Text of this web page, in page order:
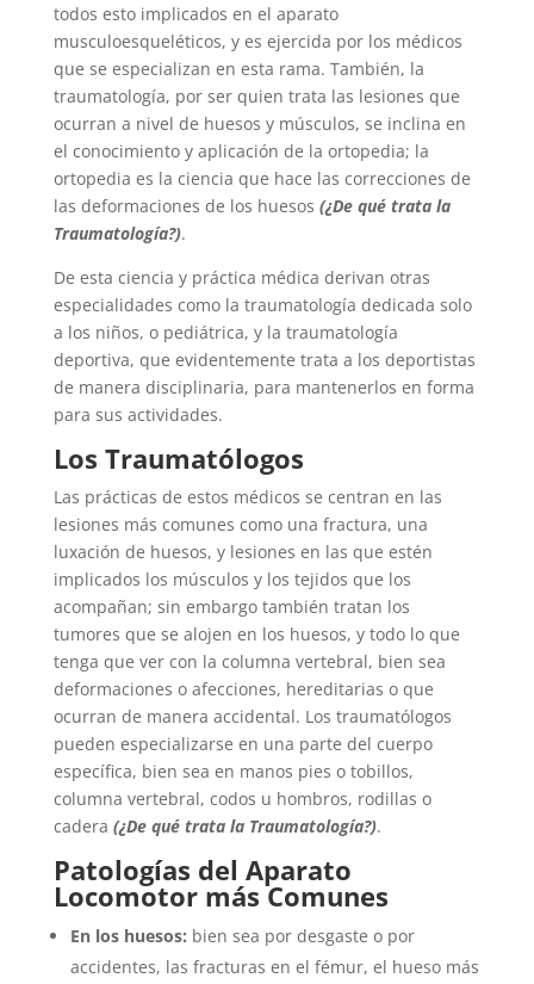
todos esto implicados en el aparato
musculoesqueléticos, y es ejercida por los médicos
que se especializan en esta rama. También, la
traumatología, por ser quien trata las lesiones que
ocurran a nivel de huesos y músculos, se inclina en
el conocimiento y aplicación de la ortopedia; la
ortopedia es la ciencia que hace las correcciones de
las deformaciones de los huesos (¿De qué trata la
Traumatología?).
De esta ciencia y práctica médica derivan otras
especialidades como la traumatología dedicada solo
a los niños, o pediátrica, y la traumatología
deportiva, que evidentemente trata a los deportistas
de manera disciplinaria, para mantenerlos en forma
para sus actividades.
Los Traumatólogos
Las prácticas de estos médicos se centran en las
lesiones más comunes como una fractura, una
luxación de huesos, y lesiones en las que estén
implicados los músculos y los tejidos que los
acompañan; sin embargo también tratan los
tumores que se alojen en los huesos, y todo lo que
tenga que ver con la columna vertebral, bien sea
deformaciones o afecciones, hereditarias o que
ocurran de manera accidental. Los traumatólogos
pueden especializarse en una parte del cuerpo
específica, bien sea en manos pies o tobillos,
columna vertebral, codos u hombros, rodillas o
cadera (¿De qué trata la Traumatología?).
Patologías del Aparato
Locomotor más Comunes
En los huesos: bien sea por desgaste o por
accidentes, las fracturas en el fémur, el hueso más